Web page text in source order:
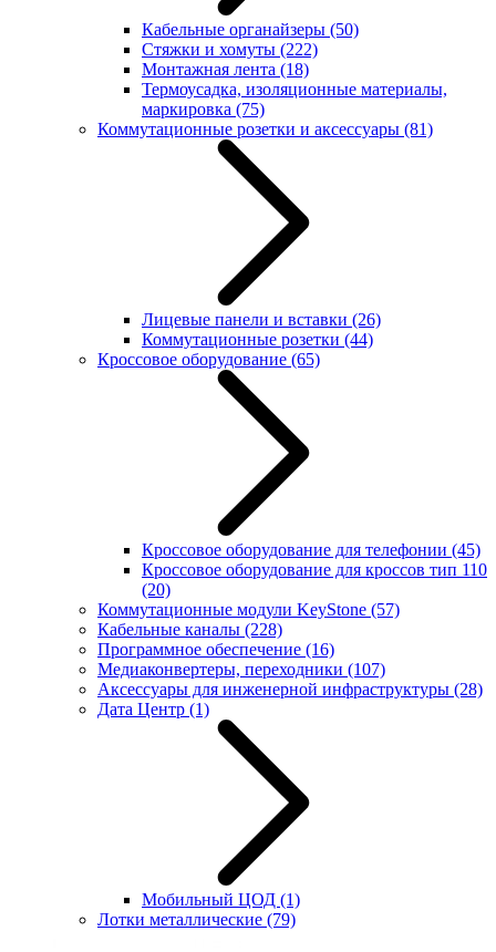
Кабельные органайзеры (50)
Стяжки и хомуты (222)
Монтажная лента (18)
Термоусадка, изоляционные материалы,
маркировка (75)
Коммутационные розетки и аксессуары (81)
Лицевые панели и вставки (26)
Коммутационные розетки (44)
Кроссовое оборудование (65)
Кроссовое оборудование для телефонии (45)
Кроссовое оборудование для кроссов тип 110
(20)
Коммутационные модули KeyStone (57)
Кабельные каналы (228)
Программное обеспечение (16)
Медиаконвертеры, переходники (107)
Аксессуары для инженерной инфраструктуры (28)
Дата Центр (1)
Мобильный ЦОД (1)
Лотки металлические (79)